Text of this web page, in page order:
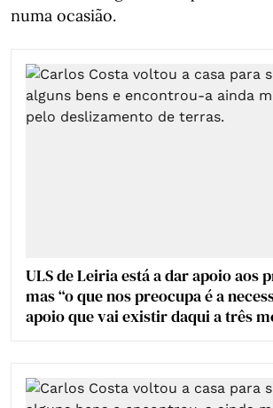
numa ocasião.
ULS de Leiria está a dar apoio aos
mas “o que nos preocupa é a
apoio que vai existir daqui a três